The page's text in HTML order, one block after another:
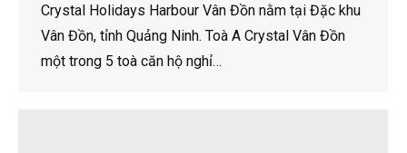
Crystal Holidays Harbour Vân Đồn nằm tại Đặc khu
Vân Đồn, tỉnh Quảng Ninh. Toà A Crystal Vân Đồn
một trong 5 toà căn hộ nghỉ…